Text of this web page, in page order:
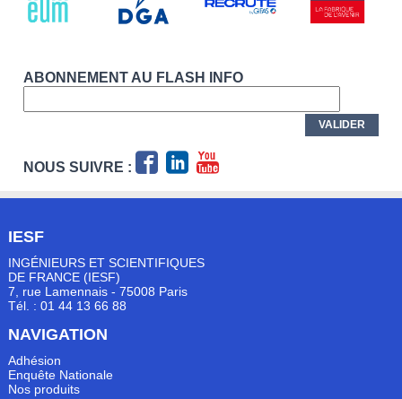
ABONNEMENT AU FLASH INFO
NOUS SUIVRE :
IESF
INGÉNIEURS ET SCIENTIFIQUES
DE FRANCE (IESF)
7, rue Lamennais - 75008 Paris
Tél. : 01 44 13 66 88
NAVIGATION
Adhésion
Enquête Nationale
Nos produits